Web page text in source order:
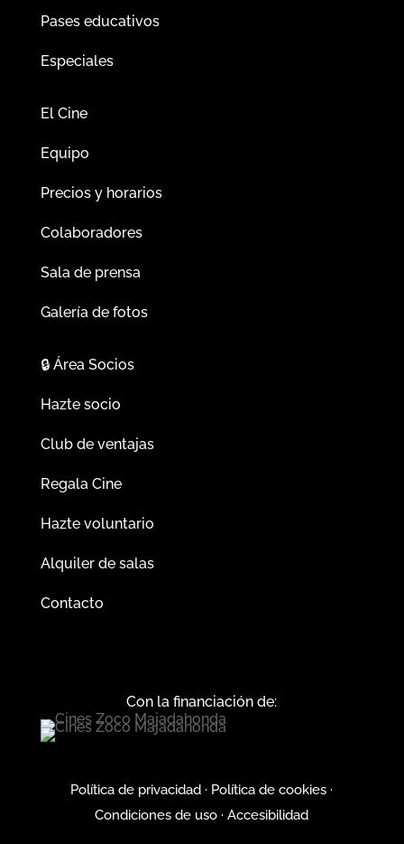
Pases educativos
Especiales
El Cine
Equipo
Precios y horarios
Colaboradores
Sala de prensa
Galería de fotos
🔒Área Socios
Hazte socio
Club de ventajas
Regala Cine
Hazte voluntario
Alquiler de salas
Contacto
Con la financiación de:
Política de privacidad · Política de cookies ·
Condiciones de uso ·Accesibilidad